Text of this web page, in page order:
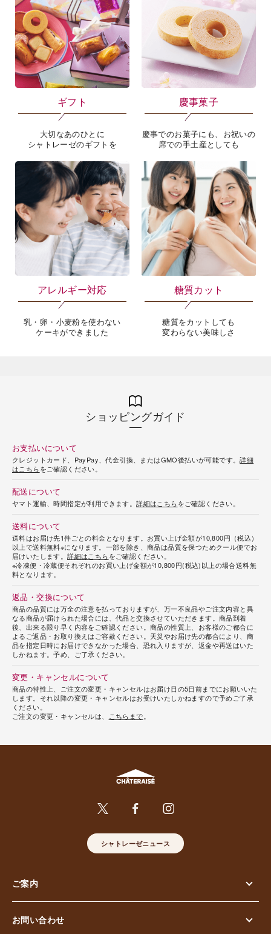
ギフト
大切なあのひとに
シャトレーゼのギフトを
慶事菓子
慶事でのお菓子にも、お祝いの
席での手土産としても
アレルギー対応
乳・卵・小麦粉を使わない
ケーキができました
糖質カット
糖質をカットしても
変わらない美味しさ
ショッピングガイド
お支払いについて
クレジットカード、PayPay、代金引換、またはGMO後払いが可能です。詳細
はこちらをご確認ください。
配送について
ヤマト運輸、時間指定が利用できます。詳細はこちらをご確認ください。
送料について
送料はお届け先1件ごとの料金となります。お買い上げ金額が10,800円（税込）
以上で送料無料※になります。一部を除き、商品は品質を保つためクール便でお
届けいたします。詳細はこちらをご確認ください。
※冷凍便・冷蔵便それぞれのお買い上げ金額が10,800円(税込)以上の場合送料無
料となります。
返品・交換について
商品の品質には万全の注意を払っておりますが、万一不良品やご注文内容と異
なる商品が届けられた場合には、代品と交換させていただきます。商品到着
後、出来る限り早く内容をご確認ください。商品の性質上、お客様のご都合に
よるご返品・お取り換えはご容赦ください。天災やお届け先の都合により、商
品を指定日時にお届けできなかった場合、恐れ入りますが、返金や再送はいた
しかねます。予め、ご了承ください。
変更・キャンセルについて
商品の特性上、ご注文の変更・キャンセルはお届け日の5日前までにお願いいた
します。それ以降の変更・キャンセルはお受けいたしかねますので予めご了承
ください。
ご注文の変更・キャンセルは、
こちらまで
シャトレーゼニュース
ご案内
お問い合わせ